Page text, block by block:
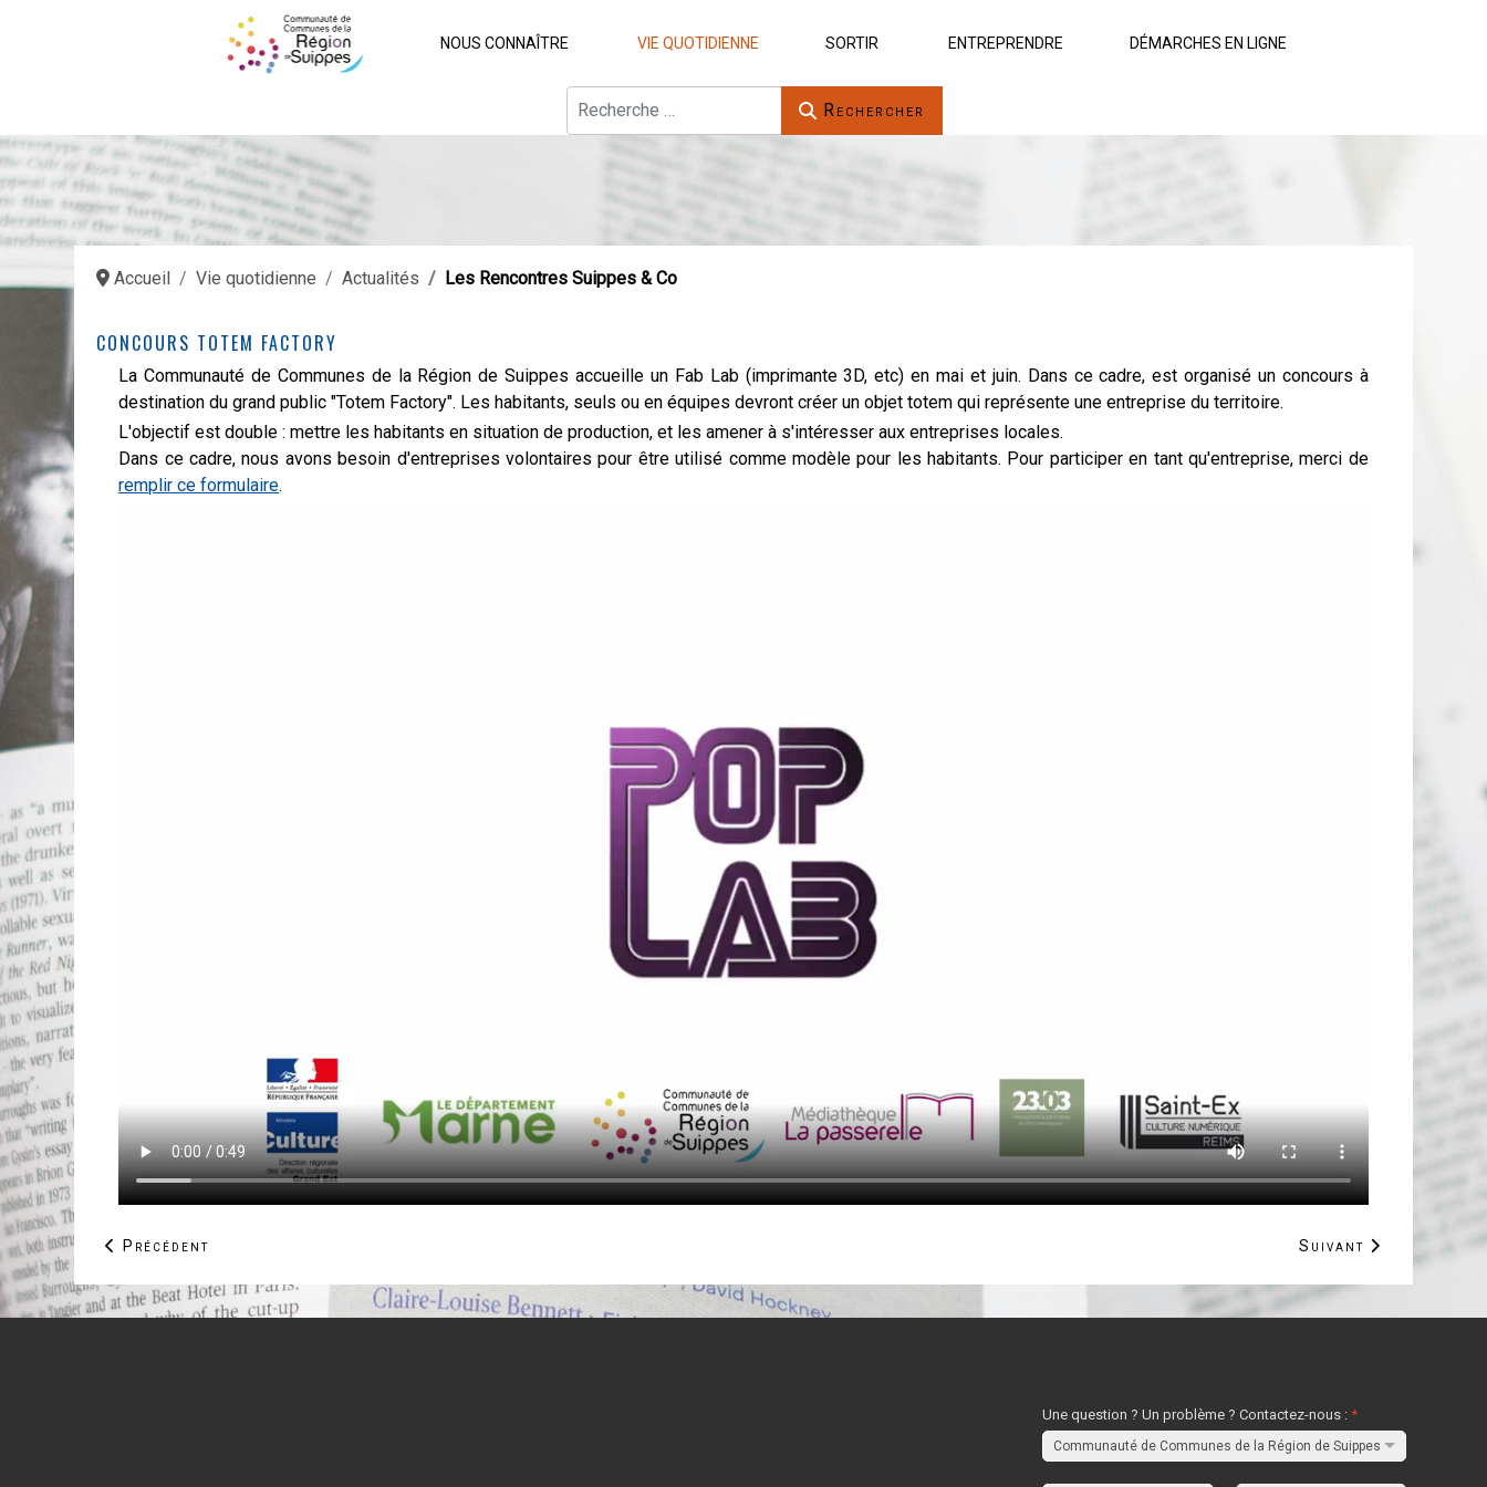
NOUS CONNAÎTRE VIE QUOTIDIENNE SORTIR ENTREPRENDRE DÉMARCHES EN LIGNE
Rechercher
Accueil Vie quotidienne Actualités Les Rencontres Suippes & Co
CONCOURS TOTEM FACTORY
La Communauté de Communes de la Région de Suippes accueille un Fab Lab (imprimante 3D, etc) en mai et juin. Dans ce cadre, est organisé un concours à
destination du grand public "Totem Factory". Les habitants, seuls ou en équipes devront créer un objet totem qui représente une entreprise du territoire.
L'objectif est double : mettre les habitants en situation de production, et les amener à s'intéresser aux entreprises locales.
Dans ce cadre, nous avons besoin d'entreprises volontaires pour être utilisé comme modèle pour les habitants. Pour participer en tant qu'entreprise, merci de
remplir ce formulaire.
Article précédent : Deux commerces repris sur le territoire : bienvenue aux nouveaux gérants !
Précédent Article suivant : Les
Suivant
Une question ? Un problème ? Contactez-nous :*